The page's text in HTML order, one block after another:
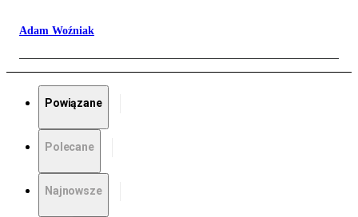
Adam Woźniak
Powiązane
Polecane
Najnowsze